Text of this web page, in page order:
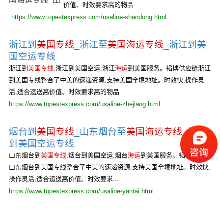
价值、时效要求高的物品
https://www.topestexpress.com/usaline-shandong.html
浙江到 美国专线 _浙江至美国海运专线 _浙江到美
国空运专线
浙江到 美国专线,浙江到美国空运,浙江海运到美国服务。韬博供应链浙江
到美国专线整合了中美的速递资源,支持美国全境地址。时效快,操作灵
活,适合运送高价值、时效要求高的物品
https://www.topestexpress.com/usaline-zhejiang.html
烟台到 美国专线 _山东烟台至美国海运专线_烟台
到美国空运专线
山东烟台到 美国专线,烟台到美国空运,烟台海运到美国服务。韬博供应链
山东烟台到美国专线整合了中美的速递资源,支持美国全境地址。时效快,
操作灵活,适合运送高价值、时效要求...
https://www.topestexpress.com/usaline-yantai.html